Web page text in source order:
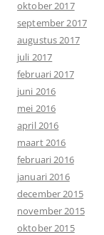
oktober 2017
september 2017
augustus 2017
juli 2017
februari 2017
juni 2016
mei 2016
april 2016
maart 2016
februari 2016
januari 2016
december 2015
november 2015
oktober 2015